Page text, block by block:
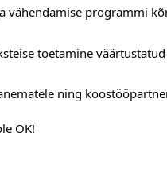
vähendamise programmi
toetamine
ning
OK!